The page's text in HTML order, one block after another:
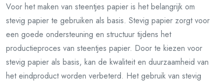
Voor het maken van steentjes papier is het belangrijk om
stevig papier te gebruiken als basis. Stevig papier zorgt voor
een goede ondersteuning en structuur tijdens het
productieproces van steentjes papier. Door te kiezen voor
stevig papier als basis, kan de kwaliteit en duurzaamheid van
het eindproduct worden verbeterd. Het gebruik van stevig